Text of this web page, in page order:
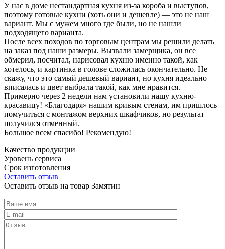
У нас в доме нестандартная кухня из-за короба и выступов,
поэтому готовые кухни (хоть они и дешевле) — это не наш
вариант. Мы с мужем много где были, но не нашли
подходящего варианта.
После всех походов по торговым центрам мы решили делать
на заказ под наши размеры. Вызвали замерщика, он все
обмерил, посчитал, нарисовал кухню именно такой, как
хотелось, и картинка в голове сложилась окончательно. Не
скажу, что это самый дешевый вариант, но кухня идеально
вписалась и цвет выбрала такой, как мне нравится.
Примерно через 2 недели нам установили нашу кухню-
красавицу! «Благодаря» нашим кривым стенам, им пришлось
помучиться с монтажом верхних шкафчиков, но результат
получился отменный.
Большое всем спасибо! Рекомендую!
Качество продукции
Уровень сервиса
Срок изготовления
Оставить отзыв
Оставить отзыв на товар Замятин